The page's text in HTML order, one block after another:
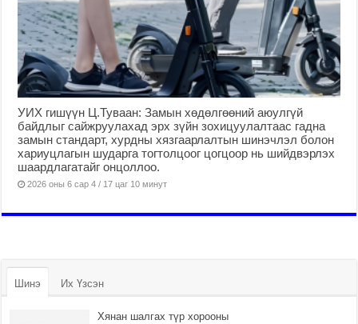
УИХ гишүүн Ц.Туваан: Замын хөдөлгөөний аюулгүй
байдлыг сайжруулахад эрх зүйн зохицуулалтаас гадна
замын стандарт, хурдны хязгаарлалтын шинэчлэл болон
хариуцлагын шударга тогтолцоог цогцоор нь шийдвэрлэх
шаардлагатайг онцоллоо.
2026 оны 6 сар 4 / 17 цаг 10 минут
Шинэ Их Үзсэн
Хянан шалгах түр хорооны